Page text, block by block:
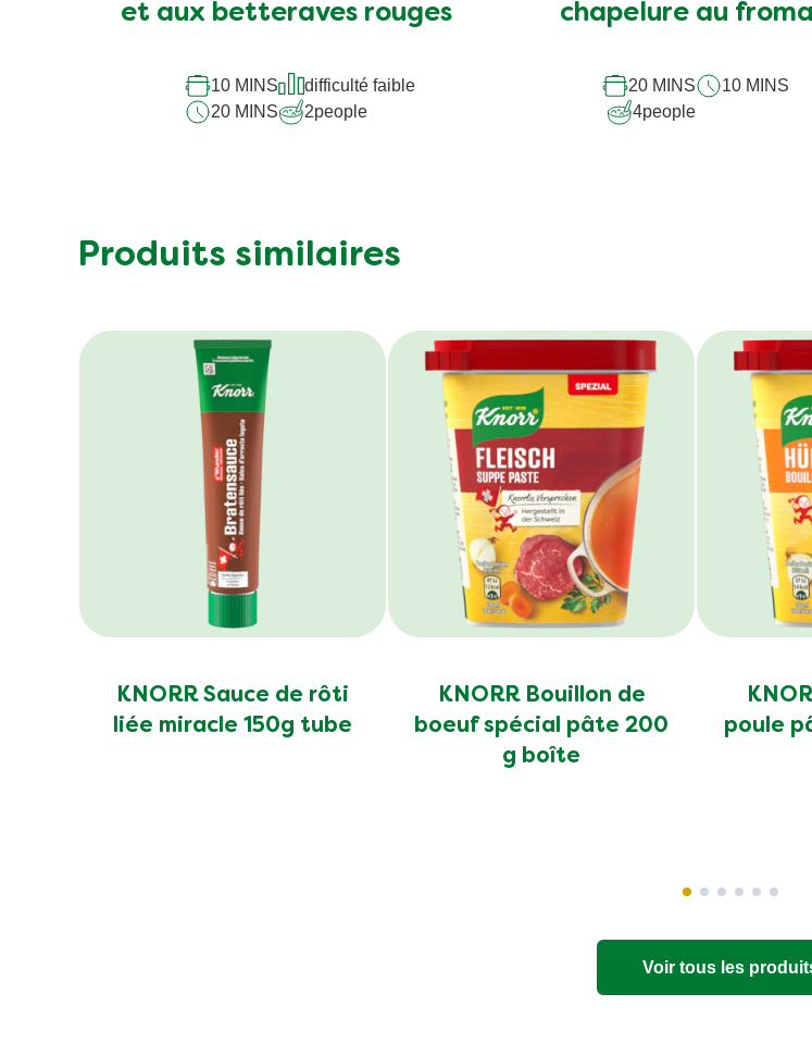
et aux betteraves rouges
10 MINS
difficulté faible
20 MINS
2people
chapelure au
20 MINS
10 MINS
4people
Produits similaires
KNORR Sauce de rôti
liée miracle 150g tube
KNORR Bouillon de
boeuf spécial pâte 200
g boîte
poule
Voir tous les